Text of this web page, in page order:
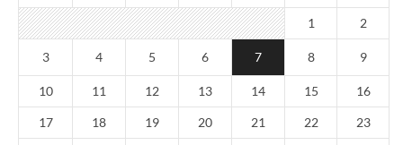
1 2
3 4 5 6 7 8 9
10 11 12 13 14 15 16
17 18 19 20 21 22 23